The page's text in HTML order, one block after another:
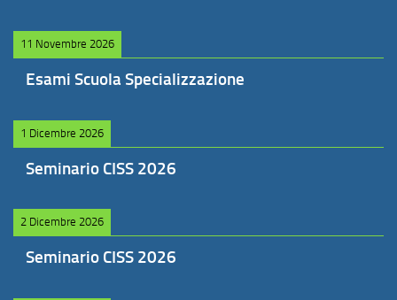
11 Novembre 2026
Esami Scuola Specializzazione
1 Dicembre 2026
Seminario CISS 2026
2 Dicembre 2026
Seminario CISS 2026